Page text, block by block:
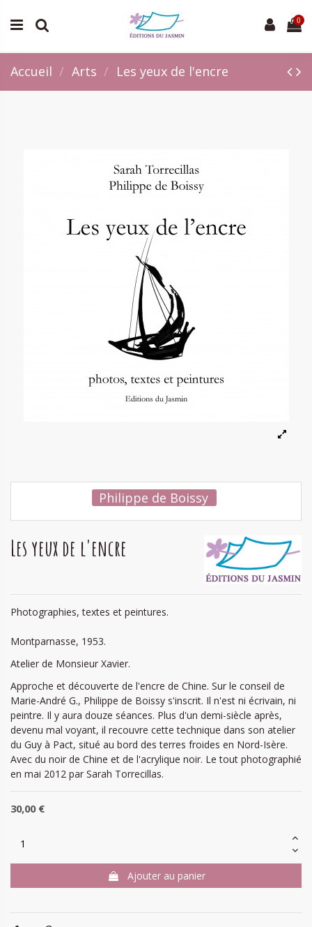
0
Accueil Arts Les yeux de l'encre
Philippe de Boissy
Les yeux de l'encre
Photographies, textes et peintures.
Montparnasse, 1953.
Atelier de Monsieur Xavier.
Approche et découverte de l'encre de Chine. Sur le conseil de
Marie-André G., Philippe de Boissy s'inscrit. Il n'est ni écrivain, ni
peintre. Il y aura douze séances. Plus d'un demi-siècle après,
devenu mal voyant, il recouvre cette technique dans son atelier
du Guy à Pact, situé au bord des terres froides en Nord-Isère.
Avec du noir de Chine et de l'acrylique noir. Le tout photographié
en mai 2012 par Sarah Torrecillas.
30,00 €
Ajouter au panier